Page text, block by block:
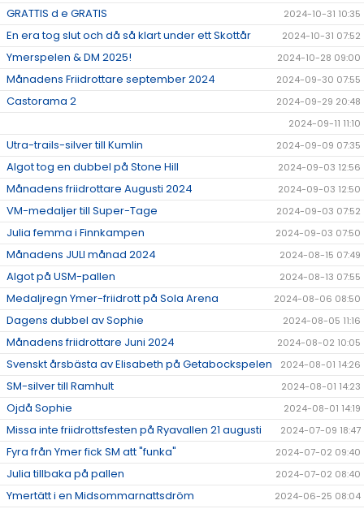
GRATTIS d e GRATIS 2024-10-31 10:35
En era tog slut och då så klart under ett Skottår 2024-10-31 07:52
Ymerspelen & DM 2025! 2024-10-28 09:00
Månadens Friidrottare september 2024 2024-09-30 07:55
Castorama 2
2024-09-29 20:48
2024-09-11 11:10
Utra-trails-silver till Kumlin 2024-09-09 07:35
Algot tog en dubbel på Stone Hill 2024-09-03 12:56
Månadens friidrottare Augusti 2024 2024-09-03 12:50
VM-medaljer till Super-Tage 2024-09-03 07:52
Julia femma i Finnkampen 2024-09-03 07:50
Månadens JULI månad 2024 2024-08-15 07:49
Algot på USM-pallen 2024-08-13 07:55
Medaljregn Ymer-friidrott på Sola Arena 2024-08-06 08:50
Dagens dubbel av Sophie 2024-08-05 11:16
Månadens friidrottare Juni 2024 2024-08-02 10:05
Svenskt årsbästa av Elisabeth på Getabockspelen 2024-08-01 14:26
SM-silver till Ramhult 2024-08-01 14:23
Ojdå Sophie 2024-08-01 14:19
Missa inte friidrottsfesten på Ryavallen 21 augusti 2024-07-09 18:47
Fyra från Ymer fick SM att "funka" 2024-07-02 09:40
Julia tillbaka på pallen 2024-07-02 08:40
Ymertätt i en Midsommarnattsdröm 2024-06-25 08:04